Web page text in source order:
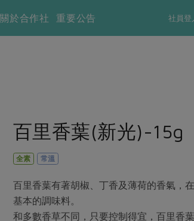
社員登
關於合作社 重要公告
百里香葉(新光)-15g
全素 常溫
百里香葉有著胡椒、丁香及薄荷的香氣，
基本的調味料。
和多數香草不同，只要控制得宜，百里香